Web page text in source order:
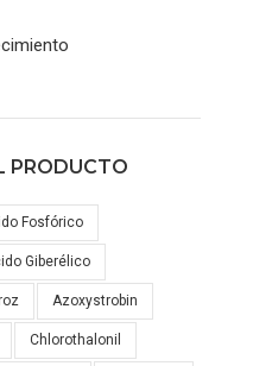
PRODUCTO
Fosfórico
Giberélico
Azoxystrobin
Chlorothalonil